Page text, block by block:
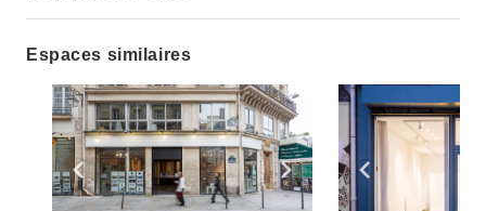
Espaces similaires
Show previous slide Show next slide
Show